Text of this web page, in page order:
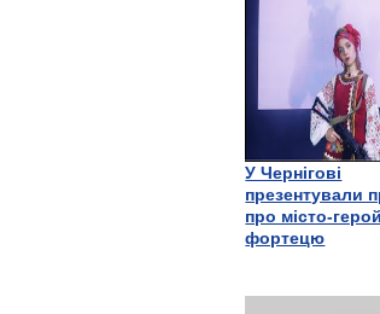
У Чернігові
презентували
про місто-
фортецю